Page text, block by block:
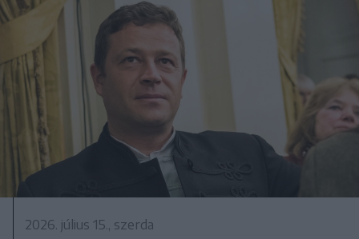
2026. július 15., szerda